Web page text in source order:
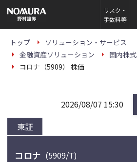
の
ー
リスク・
手数料等
トップ
ソリューション・サービス
金融資産ソリューション
国内株式
コロナ（5909） 株価
東証
2026/08/07 15:30
コロナ (5909/T)